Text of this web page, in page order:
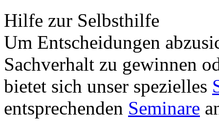
Hilfe zur Selbsthilfe
Um Entscheidungen
Sachverhalt zu gewinnen
bietet sich unser spezielles
entsprechenden Seminare